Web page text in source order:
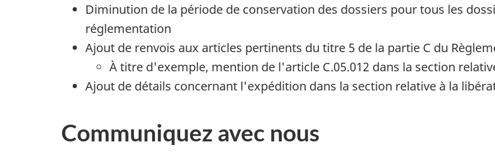
Diminution de la période de conservation des dossiers pour tous les
réglementation
Ajout de renvois aux articles pertinents du titre 5 de la partie C du
À titre d'exemple, mention de l'article C.05.012 dans la section
Ajout de détails concernant l'expédition dans la section relative à la
Communiquez avec nous